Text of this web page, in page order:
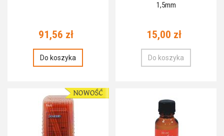
91,56 zł
Do koszyka
1,5mm
15,00 zł
Do koszyka